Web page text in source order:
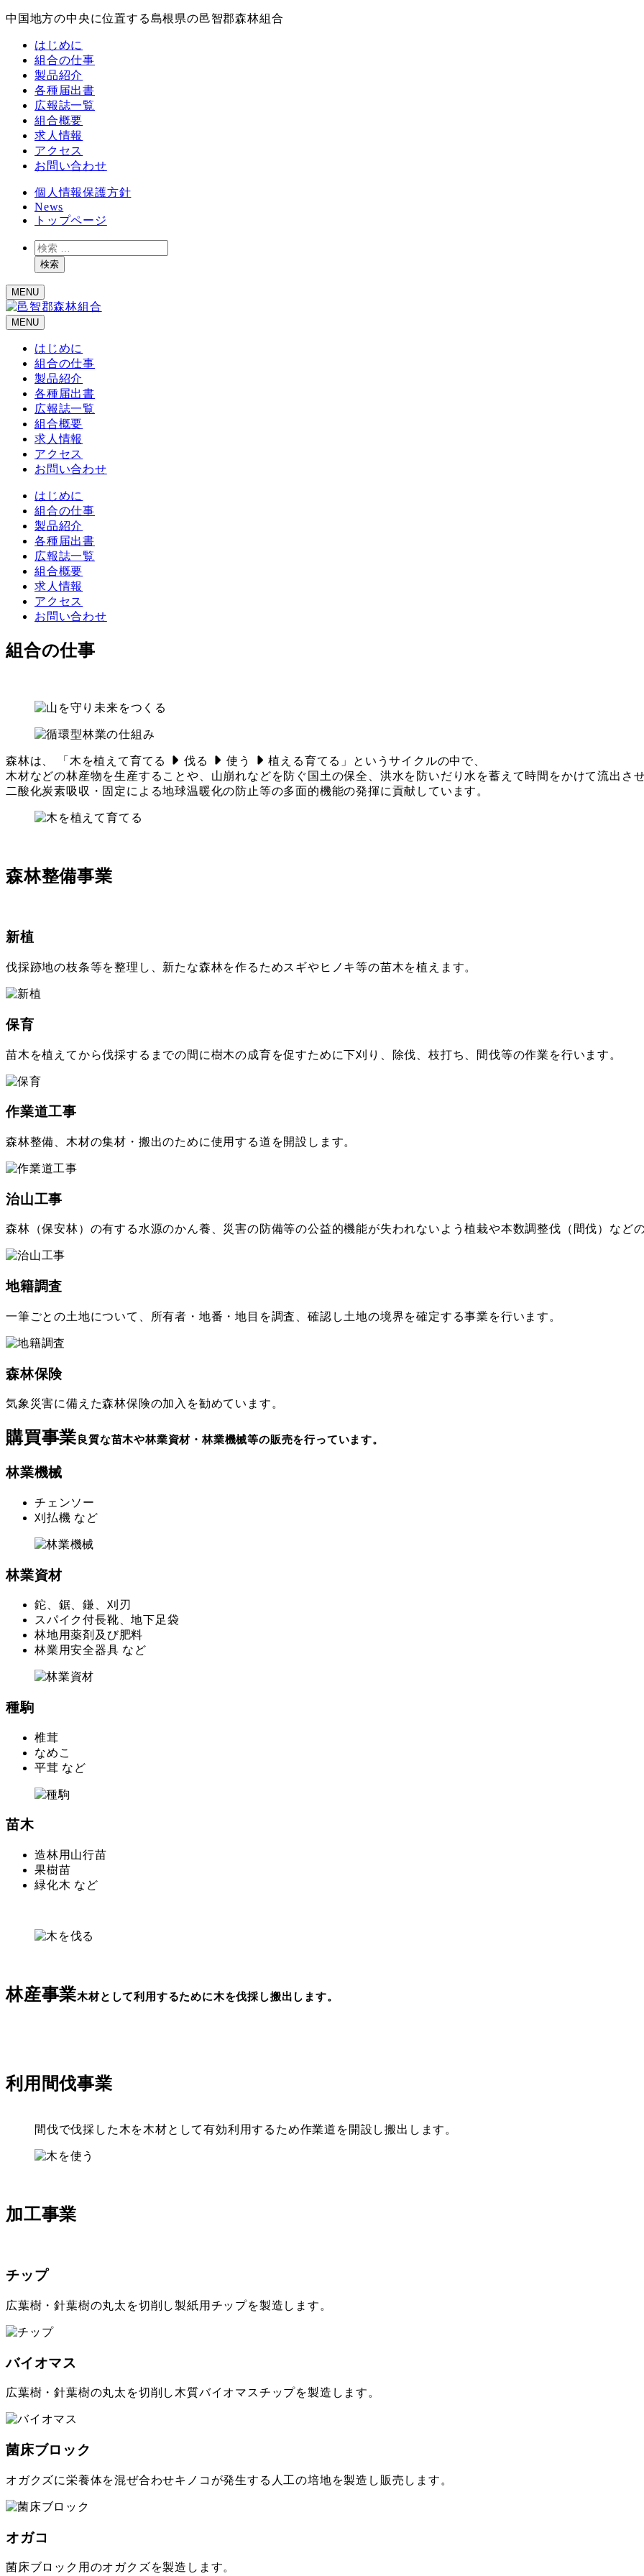
中国地方の中央に位置する島根県の邑智郡森林組合
はじめに
組合の仕事
製品紹介
各種届出書
広報誌一覧
組合概要
求人情報
アクセス
お問い合わせ
個人情報保護方針
News
トップページ
検
索検索
MENU
MENU
はじめに
組合の仕事
製品紹介
各種届出書
広報誌一覧
組合概要
求人情報
アクセス
お問い合わせ
はじめに
組合の仕事
製品紹介
各種届出書
広報誌一覧
組合概要
求人情報
アクセス
お問い合わせ
組合の仕事
森林は、 「木を植えて育てる 伐る 使う
植える育てる」というサイクルの中で、
木材などの林産物を生産することや、山崩れなどを防ぐ国土の保全、洪水を防いだり水を蓄えて時間をかけて流出さ
二酸化炭素吸収・固定による地球温暖化の防止等の多面的機能の発揮に貢献しています。
森林整備事業
新植
伐採跡地の枝条等を整理し、新たな森林を作るためスギやヒノキ等の苗木を植えます。
保育
苗木を植えてから伐採するまでの間に樹木の成育を促すために下刈り、除伐、枝打ち、間伐等の作業を行います。
作業道工事
森林整備、木材の集材・搬出のために使用する道を開設します。
治山工事
森林（保安林）の有する水源のかん養、災害の防備等の公益的機能が失われないよう植栽や本数調整伐（間伐）など
地籍調査
一筆ごとの土地について、所有者・地番・地目を調査、確認し土地の境界を確定する事業を行います。
森林保険
気象災害に備えた森林保険の加入を勧めています。
購買事業 良質な苗木や林業資材・林業機械等の販売を行っています。
林業機械
チェンソー
刈払機 など
林業資材
鉈、鋸、鎌、刈刃
スパイク付長靴、地下足袋
林地用薬剤及び肥料
林業用安全器具 など
種駒
椎茸
なめこ
平茸 など
苗木
造林用山行苗
果樹苗
緑化木 など
林産事業木材として利用するために木を伐採し搬出します。
利用間伐事業
間伐で伐採した木を木材として有効利用するため作業道を開設し搬出します。
加工事業
チップ
広葉樹・針葉樹の丸太を切削し製紙用チップを製造します。
バイオマス
広葉樹・針葉樹の丸太を切削し木質バイオマスチップを製造します。
菌床ブロック
オガクズに栄養体を混ぜ合わせキノコが発生する人工の培地を製造し販売します。
オガコ
菌床ブロック用のオガクズを製造します。